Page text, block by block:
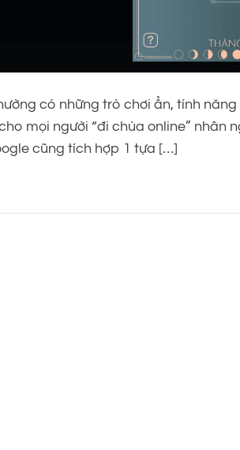
có những trò chơi ẩn, tính
mọi người “đi chùa online” nhân
cũng tích hợp 1 tựa […]